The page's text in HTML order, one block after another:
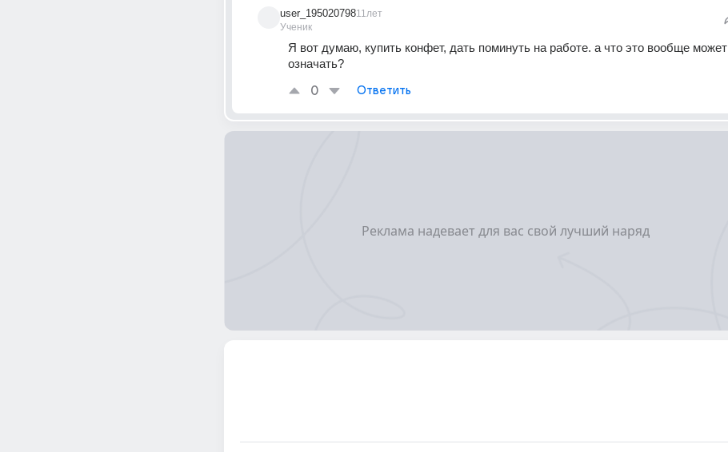
user_195020798
Ученик
11лет
Я вот думаю, купить конфет, дать поминуть на работе. а что это вообще может
означать?
0 Ответить